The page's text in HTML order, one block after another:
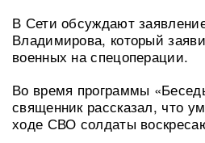
В Сети обсуждают
Владимирова, который
военных на спецоперации.
Во время программы
священник рассказал, что
ходе СВО солдаты